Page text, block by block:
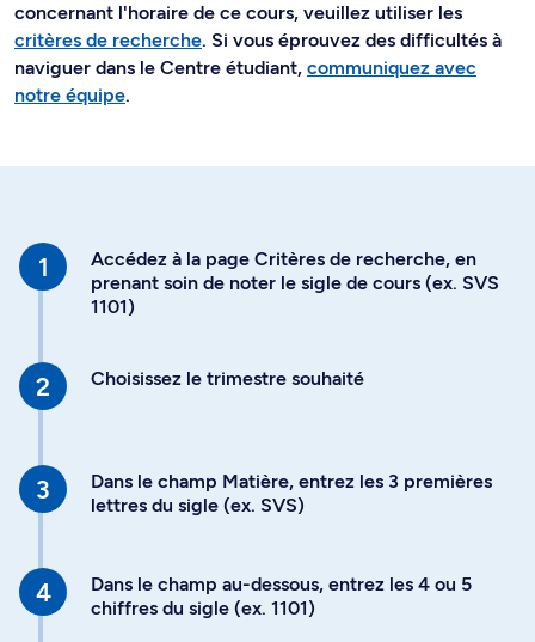
concernant l'horaire de ce cours, veuillez utiliser les
critères de recherche. Si vous éprouvez des difficultés à
naviguer dans le Centre étudiant, communiquez avec
notre équipe.
Accédez à la page Critères de recherche, en
prenant soin de noter le sigle de cours (ex. SVS
1101)
Choisissez le trimestre souhaité
Dans le champ Matière, entrez les 3 premières
lettres du sigle (ex. SVS)
Dans le champ au-dessous, entrez les 4 ou 5
chiffres du sigle (ex. 1101)